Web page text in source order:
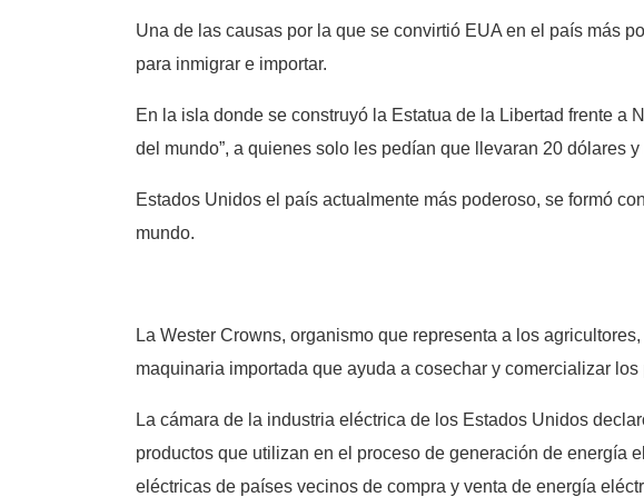
Una de las causas por la que se convirtió EUA en el país más
para inmigrar e importar.
En la isla donde se construyó la Estatua de la Libertad frente a
del mundo”, a quienes solo les pedían que llevaran 20 dólares
Estados Unidos el país actualmente más poderoso, se formó
mundo.
La Wester Crowns, organismo que representa a los
maquinaria importada que ayuda a cosechar y comercializar
La cámara de la industria eléctrica de los Estados Unidos
productos que utilizan en el proceso de generación de energía
eléctricas de países vecinos de compra y venta de energía